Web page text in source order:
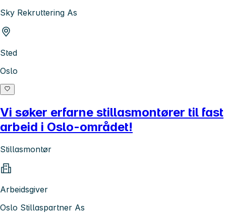
Sky Rekruttering As
Sted
Oslo
Vi søker erfarne stillasmontører til fast
arbeid i Oslo-området!
Stillasmontør
Arbeidsgiver
Oslo Stillaspartner As